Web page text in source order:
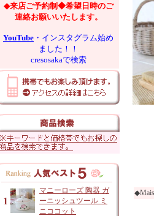
◆来店ご予約制◆希望日時のご
連絡お願いいたします。
YouTube ・インスタグラム始め
ました！！
cresosakaで検索
マニーローズ 陶器 ガ
ーニッシュツール ミ
ニココット